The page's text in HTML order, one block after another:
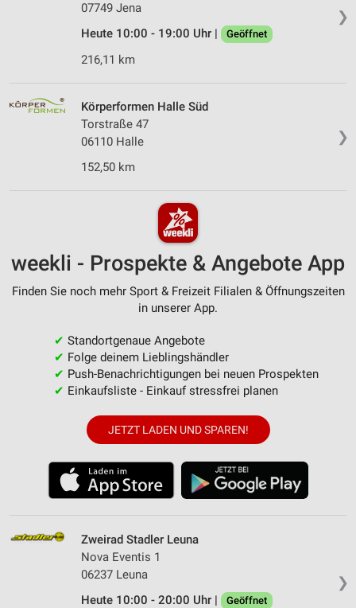
❯
07749 Jena
Heute 10:00 - 19:00 Uhr |
Geöffnet
216,11 km
❯
Körperformen Halle Süd
Torstraße 47
06110 Halle
152,50 km
weekli - Prospekte & Angebote App
Finden Sie noch mehr Sport & Freizeit Filialen & Öffnungszeiten
in unserer App.
✔ Standortgenaue Angebote
✔ Folge deinem Lieblingshändler
✔ Push-Benachrichtigungen bei neuen Prospekten
✔ Einkaufsliste - Einkauf stressfrei planen
JETZT LADEN UND SPAREN!
❯
Zweirad Stadler Leuna
Nova Eventis 1
06237 Leuna
Heute 10:00 - 20:00 Uhr |
Geöffnet